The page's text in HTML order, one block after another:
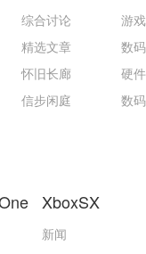
综合讨论
精选文章
怀旧长廊
信步闲庭
XboxSX
新闻
游
数
硬
数